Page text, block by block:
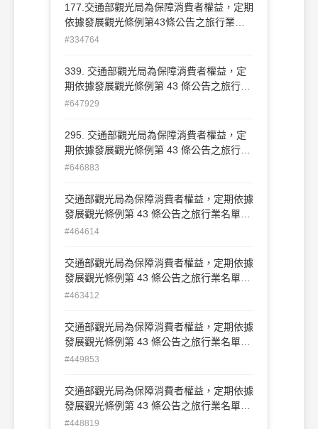
177.交通部觀光局為保障消費者權益，定期
依據發展觀光條例第43條公告之旅行業名
單 為： (A)經營國內外旅客旅遊、食宿
或廢止旅行業執照者 (C)喪失中央主管機
關認可之觀光公益法人之會員資格者 (D)
#334764
339. 交通部觀光局為保障消費者權益，定
期依據發展觀光條例第 43 條公告之旅行業
名單為： (A)經營國內外旅客旅遊、食宿及
止旅行業執照者 (C)喪失中央主管機關認可
之觀光公益法人之會員資格者 (D)安排之旅
#647929
295. 交通部觀光局為保障消費者權益，定
期依據發展觀光條例第 43 條公告之旅行業
名單為： (A)經營國內外旅客旅遊、食宿及
止旅行業執照者 (C)喪失中央主管機關認可
之觀光公益法人之會員資格者 (D)安排之旅
#646883
交通部觀光局為保障消費者權益，定期依據
發展觀光條例第 43 條公告之旅行業名單
為： (A)經營國內外旅客旅遊、食宿及導遊
行業執照者(C)喪失中央主管機關認可之觀
光公益法人之會員資格者(D)安排之旅遊活
#464614
交通部觀光局為保障消費者權益，定期依據
發展觀光條例第 43 條公告之旅行業名單
為： (A)經營國內外旅客旅遊、食宿及導遊
行業執照者(C)喪失中央主管機關認可之觀
光公益法人之會員資格者(D)安排之旅遊活
#463412
交通部觀光局為保障消費者權益，定期依據
發展觀光條例第 43 條公告之旅行業名單
為： (A)經營國內外旅客旅遊、食宿及導遊
行業執照者(C)喪失中央主管機關認可之觀
光公益法人之會員資格者(D)安排之旅遊活
#449853
交通部觀光局為保障消費者權益，定期依據
發展觀光條例第 43 條公告之旅行業名單
為： (A)經營國內外旅客旅遊、食宿及導遊
#448819